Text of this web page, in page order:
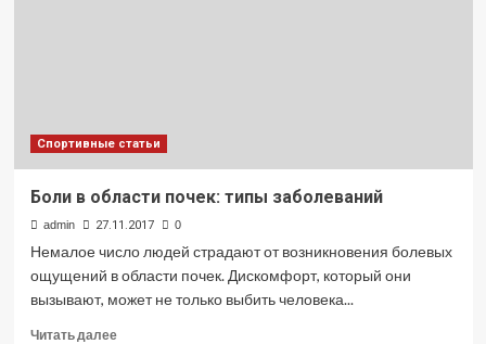
Спортивные статьи
Боли в области почек: типы заболеваний
admin 27.11.2017 0
Немалое число людей страдают от возникновения болевых
ощущений в области почек. Дискомфорт, который они
вызывают, может не только выбить человека...
Читать далееПрочитать